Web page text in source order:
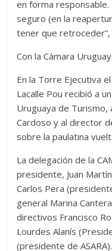
en forma
seguro (en la
tener que retroceder”,
Con la Cámara
En la Torre Ejecutiva
Lacalle Pou recibió a
Uruguaya de
Cardoso y al director
sobre la paulatina
La delegación de la
presidente, Juan
Carlos Pera
general Marina
directivos Francisco
Lourdes Alanís
(presidente de ASARA).